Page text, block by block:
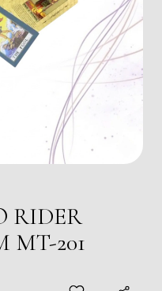
RIDER
MT-201